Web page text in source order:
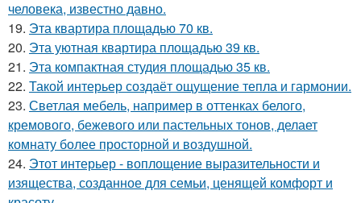
человека, известно давно.
19. Эта квартира площадью 70 кв.
20. Эта уютная квартира площадью 39 кв.
21. Эта компактная студия площадью 35 кв.
22. Такой интерьер создаёт ощущение тепла и гармонии.
23. Светлая мебель, например в оттенках белого,
кремового, бежевого или пастельных тонов, делает
комнату более просторной и воздушной.
24. Этот интерьер - воплощение выразительности и
изящества, созданное для семьи, ценящей комфорт и